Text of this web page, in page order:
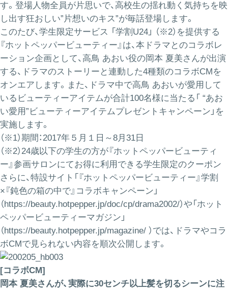
す。登場人物全員が片思いで、高校生の揺れ動く気持ちを映
し出す狂おしい”片想いのキス”が毎話登場します。
このたび、学生限定サービス 「学割U24」 （※2）を提供する
『ホットペッパービューティー』は、本ドラマとのコラボレ
ーション企画として、高鳥 あおい役の岡本 夏美さんが出演
する、ドラマのストーリーと連動した4種類のコラボCMを
オンエアします。また、ドラマ中で高鳥 あおいが愛用して
いるビューティーアイテムが合計100名様に当たる「 “あお
い愛用”ビューティーアイテムプレゼントキャンペーン」を
実施します。
（※1）期間：2017年５月１日～8月31日
（※2）24歳以下の学生の方が『ホットペッパービューティ
ー』参画サロンにてお得に利用できる学生限定のクーポン
さらに、特設サイト「『ホットペッパービューティー』学割
×『鈍色の箱の中で』コラボキャンペーン」
（https://beauty.hotpepper.jp/doc/cp/drama2002/）や「ホット
ペッパービューティーマガジン」
（https://beauty.hotpepper.jp/magazine/ ）では、ドラマやコラ
ボCMで見られない内容を順次公開します。
[コラボCM]
岡本 夏美さんが、実際に30センチ以上髪を切るシーンに注